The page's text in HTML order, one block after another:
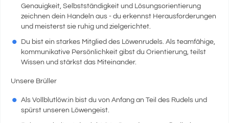
Genauigkeit, Selbstständigkeit und Lösungsorientierung
zeichnen dein Handeln aus - du erkennst Herausforderungen
und meisterst sie ruhig und zielgerichtet.
Du bist ein starkes Mitglied des Löwenrudels. Als teamfähige,
kommunikative Persönlichkeit gibst du Orientierung, teilst
Wissen und stärkst das Miteinander.
Unsere Brüller
Als Vollblutlöw:in bist du von Anfang an Teil des Rudels und
spürst unseren Löwengeist.